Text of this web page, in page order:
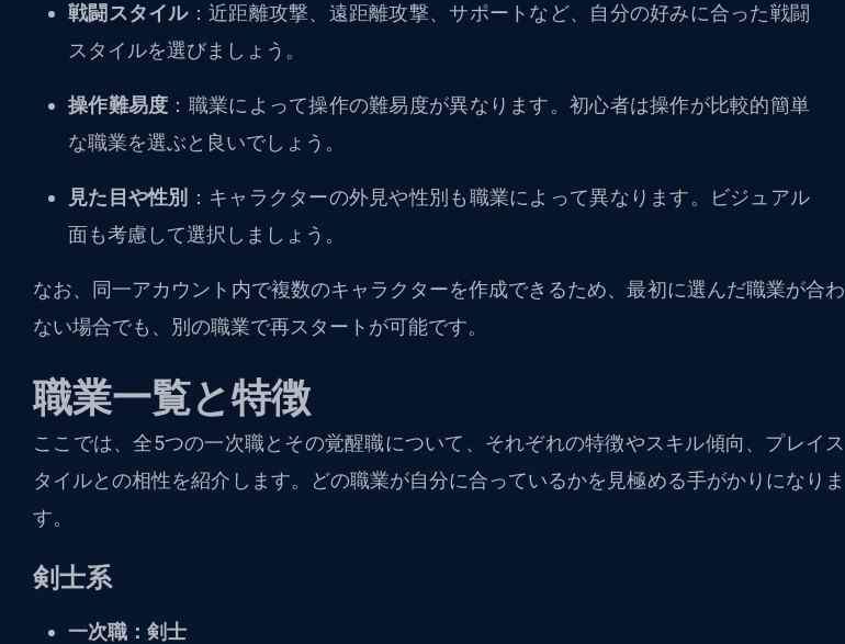
戦闘スタイル：近距離攻撃、遠距離攻撃、サポートなど、自分の好みに合った戦闘
スタイルを選びましょう。
操作難易度 ：職業によって操作の難易度が異なります。初心者は操作が比較的簡単
な職業を選ぶと良いでしょう。
見た目や性別
：キャラクターの外見や性別も職業によって異なります。ビジュアル
面も考慮して選択しましょう。
なお、同一アカウント内で複数のキャラクターを作成できるため、最初に選んだ職業が合わ
ない場合でも、別の職業で再スタートが可能です。
職業一覧と特徴
ここでは、全5つの一次職とその覚醒職について、それぞれの特徴やスキル傾向、プレイス
タイルとの相性を紹介します。どの職業が自分に合っているかを見極める手がかりになりま
す。
剣士系
一次職：剣士